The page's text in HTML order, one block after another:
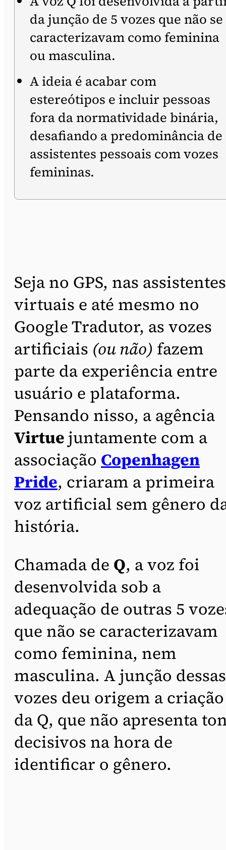
da junção de 5 vozes que não se
caracterizavam como feminina
ou masculina.
A ideia é acabar com
estereótipos e incluir pessoas
fora da normatividade binária,
desafiando a predominância de
assistentes pessoais com vozes
femininas.
Seja no GPS, nas assistentes
virtuais e até mesmo no
Google Tradutor, as vozes
artificiais (ou não) fazem
parte da experiência entre
usuário e plataforma.
Pensando nisso, a agência
Virtue juntamente com a
associação Copenhagen
Pride, criaram a primeira
voz artificial sem gênero
história.
Chamada de Q, a voz foi
desenvolvida sob a
adequação de outras 5
que não se caracterizavam
como feminina, nem
masculina. A junção dessas
vozes deu origem a criação
da Q, que não apresenta
decisivos na hora de
identificar o gênero.